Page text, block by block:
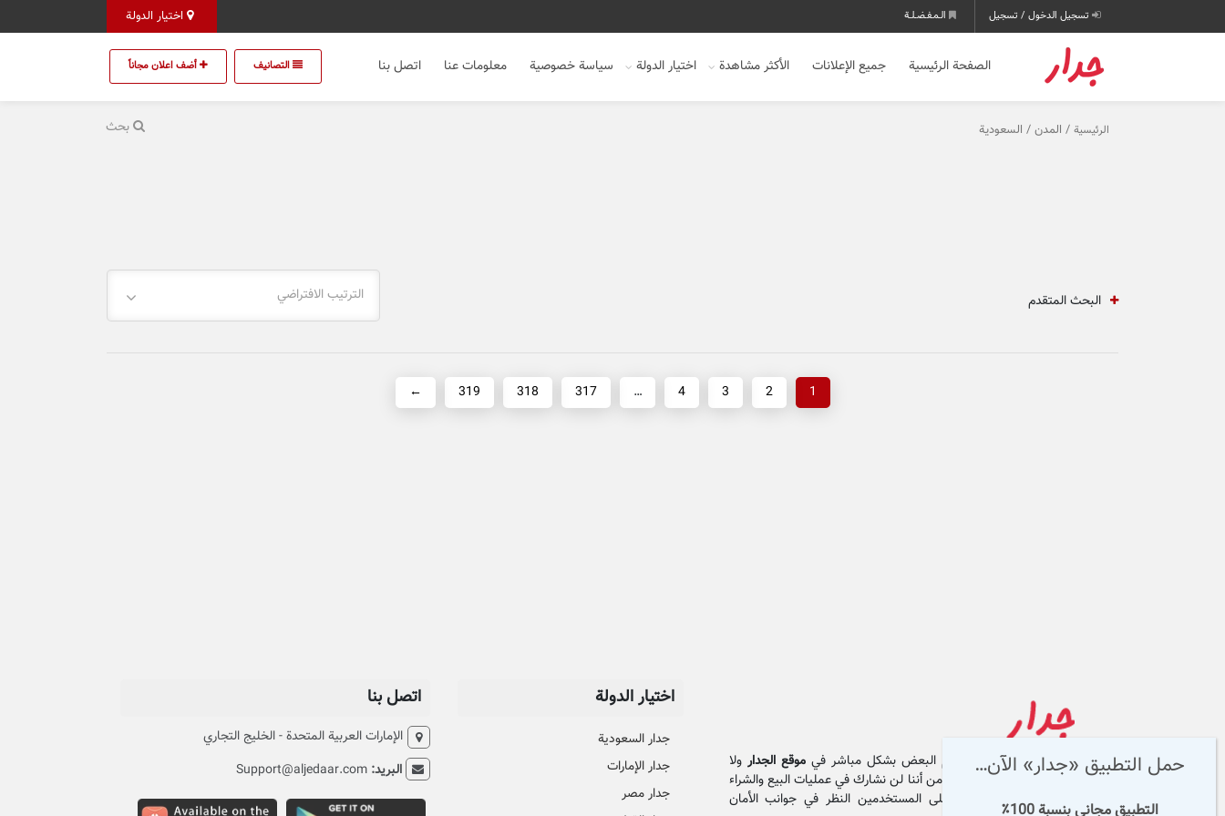
تسجيل الدخول / تسجيل الـمـفـضـلـة
الصفحة الرئيسية جميع الإعلانات الأكثر مشاهدة اختيار الدولة سياسة خصوصية معلومات عنا اتصل بنا التصانيف أضف اعلان مجاناً
بحث الرئيسية / المدن / السعودية
الترتيب الافتراضي البحث المتقدم
1
2
3
4
…
317
318
319
←
يتصل المستخدمون ببعضهم البعض بشكل مباشر في موقع الجدار ولا
يوجد وسيط بينهما ، لذا تأكد من أننا لن نشارك في عمليات البيع والشراء
الخاصة بك أبدا ، ويجب على المستخدمين النظر في جوانب الأمان
اختيار الدولة
جدار السعودية
جدار الإمارات
جدار مصر
اتصل بنا
الإمارات العربية المتحدة - الخليج التجاري
البريد: Support@aljedaar.com حمل التطبيق «جدار» الآن…
التطبيق مجاني بنسبة 100٪